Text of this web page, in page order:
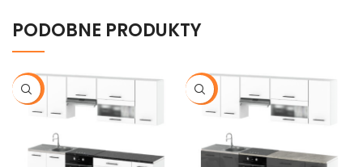
PODOBNE PRODUKTY
-18% -16%